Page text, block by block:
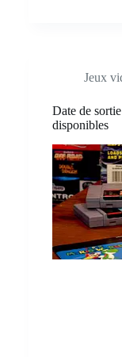
Jeux
Date de
disponibles